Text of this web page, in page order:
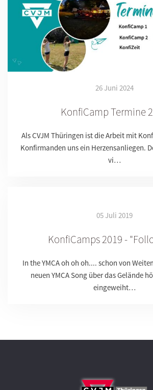
26 Juni 2024
KonfiCamp Termine
Als CVJM Thüringen ist die Arbeit mit
Konfirmanden uns ein Herzensanliegen.
vi…
05 Juli 2019
KonfiCamps 2019 -
In the YMCA oh oh oh.... schon von
neuen YMCA Song über das Gelände
eingeweiht…